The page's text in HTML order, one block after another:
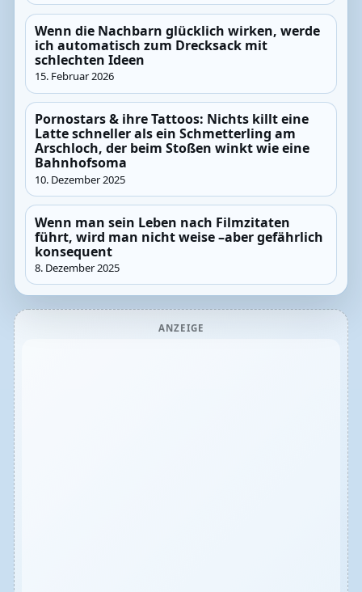
Wenn die Nachbarn glücklich wirken, werde
ich automatisch zum Drecksack mit
schlechten Ideen
15. Februar 2026
Pornostars & ihre Tattoos: Nichts killt eine
Latte schneller als ein Schmetterling am
Arschloch, der beim Stoßen winkt wie eine
Bahnhofsoma
10. Dezember 2025
Wenn man sein Leben nach Filmzitaten
führt, wird man nicht weise –aber gefährlich
konsequent
8. Dezember 2025
ANZEIGE